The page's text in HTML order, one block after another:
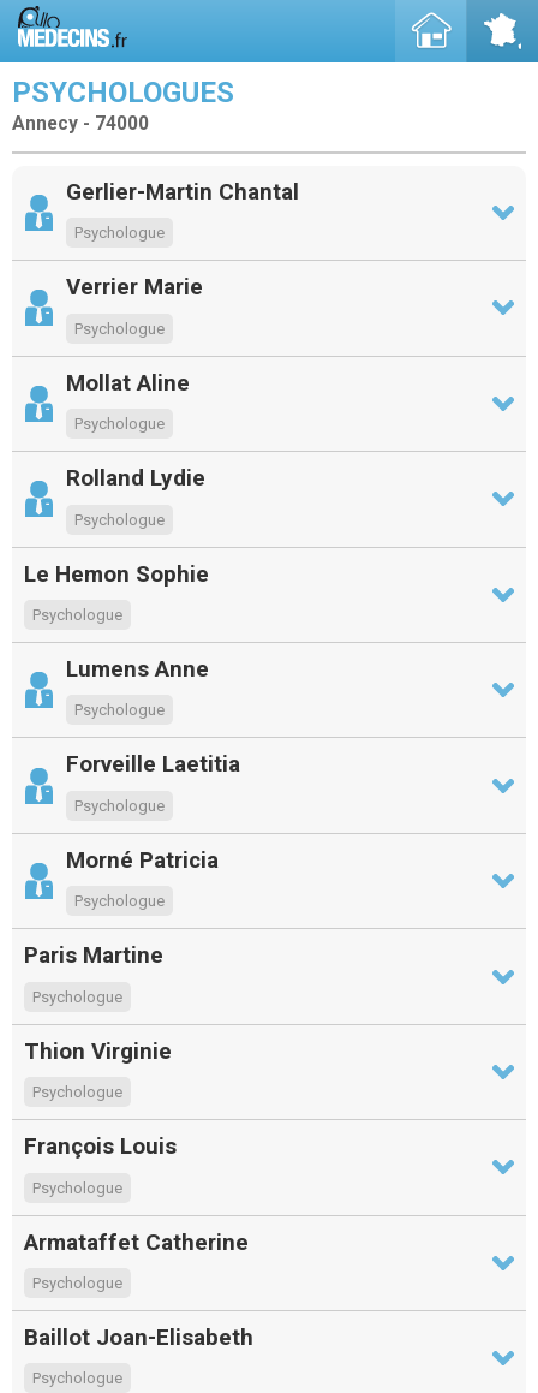
PSYCHOLOGUES
Annecy - 74000
Gerlier-Martin Chantal
Psychologue
Verrier Marie
Psychologue
Mollat Aline
Psychologue
Rolland Lydie
Psychologue
Le Hemon Sophie
Psychologue
Lumens Anne
Psychologue
Forveille Laetitia
Psychologue
Morné Patricia
Psychologue
Paris Martine
Psychologue
Thion Virginie
Psychologue
François Louis
Psychologue
Armataffet Catherine
Psychologue
Baillot Joan-Elisabeth
Psychologue